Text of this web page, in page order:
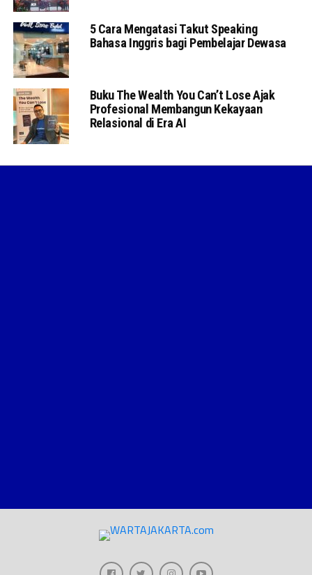
5 Cara Mengatasi Takut Speaking
Bahasa Inggris bagi Pembelajar Dewasa
Buku The Wealth You Can’t Lose Ajak
Profesional Membangun Kekayaan
Relasional di Era AI